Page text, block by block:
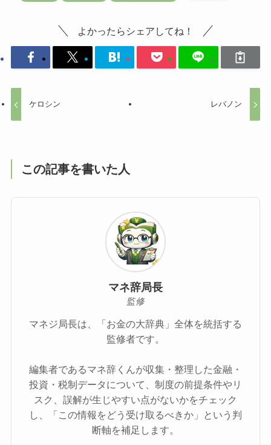
よかったらシェアしてね！
ケロシン レバノン
この記事を書いた人
マネ辞局長
監修
マネジ局長は、「お金の大辞典」全体を統括する
監修者です。
編集者であるマネ辞くんが収集・整理した金融・
投資・税制データについて、制度の前提条件やリ
スク、誤解が生じやすい点がないかをチェック
し、「この情報をどう受け取るべきか」という判
断軸を補足します。